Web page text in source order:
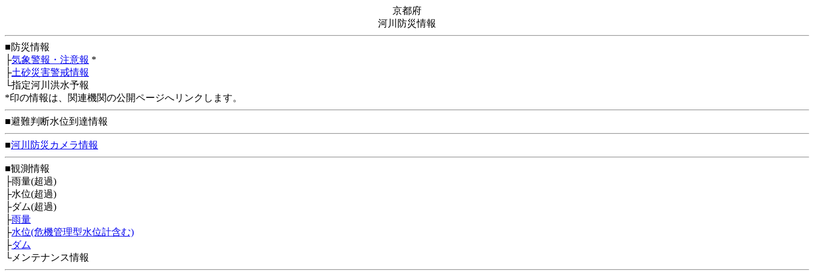
京都府
河川防災情報
■防災情報
├気象警報・注意報 *
├土砂災害警戒情報
└指定河川洪水予報
*印の情報は、関連機関の公開ページへリンクします。
■避難判断水位到達情報
■河川防災カメラ情報
■観測情報
├雨量(超過)
├水位(超過)
├ダム(超過)
├雨量
├水位(危機管理型水位計含む)
├ダム
└メンテナンス情報